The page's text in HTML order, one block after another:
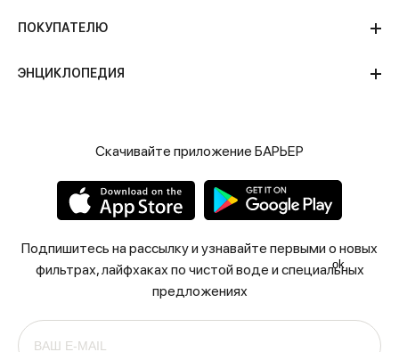
ПОКУПАТЕЛЮ
ЭНЦИКЛОПЕДИЯ
Скачивайте приложение БАРЬЕР
Подпишитесь на рассылку и узнавайте первыми о новых
фильтрах, лайфхаках по чистой воде и специальных
предложениях
ok